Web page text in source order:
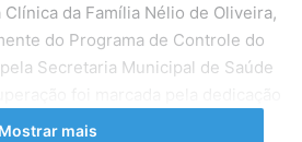
da Família Nélio de Oliveira,
do Programa de Controle do
Secretaria Municipal de Saúde
em seguir as orientações do
Mostrar mais